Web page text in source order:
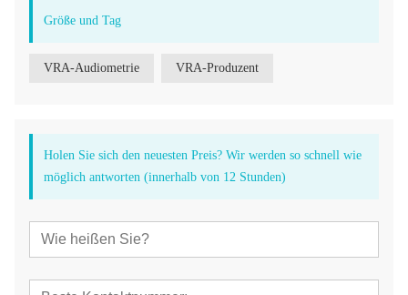
Größe und Tag
VRA-Audiometrie VRA-Produzent
Holen Sie sich den neuesten Preis? Wir werden so schnell wie
möglich antworten (innerhalb von 12 Stunden)